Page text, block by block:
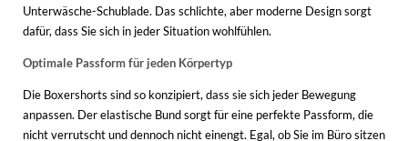
Unterwäsche-Schublade. Das schlichte, aber moderne Design sorgt
dafür, dass Sie sich in jeder Situation wohlfühlen.
Optimale Passform für jeden Körpertyp
Die Boxershorts sind so konzipiert, dass sie sich jeder Bewegung
anpassen. Der elastische Bund sorgt für eine perfekte Passform, die
nicht verrutscht und dennoch nicht einengt. Egal, ob Sie im Büro sitzen